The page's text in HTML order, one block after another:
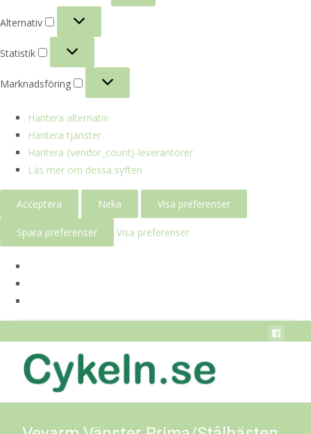
Alternativ
Statistik
Marknadsföring
Hantera alternativ
Hantera tjänster
Hantera {vendor_count}-leverantörer
Läs mer om dessa syften
Acceptera Neka Visa preferenser
Spara preferenser Visa preferenser